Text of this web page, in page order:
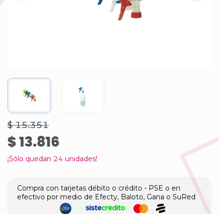
¡Sólo quedan 24 unidades!
$ 15.351
$ 13.816
Compra con tarjetas débito o crédito - PSE o en
efectivo por medio de Efecty, Baloto, Gana o SuRed